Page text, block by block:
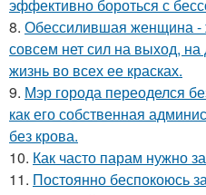
эффективно бороться с
8. Обессилившая женщина -
совсем нет сил на выход,
жизнь во всех ее красках.
9. Мэр города переоделся
как его собственная
без крова.
10. Как часто парам нужно
11. Постоянно беспокоюсь